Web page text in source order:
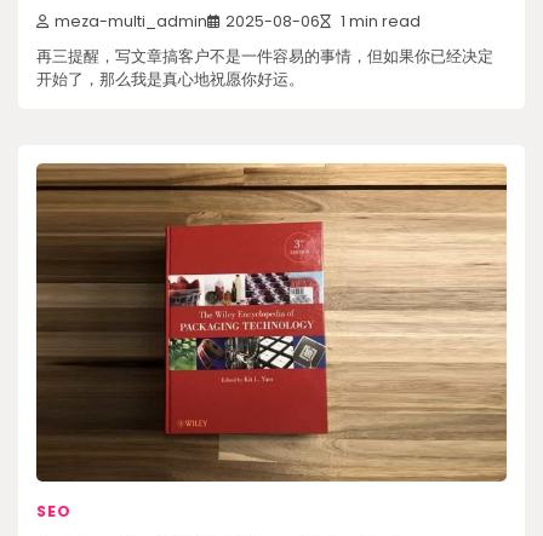
meza-multi_admin 2025-08-06 1 min read
再三提醒，写文章搞客户不是一件容易的事情，但如果你已经决定
开始了，那么我是真心地祝愿你好运。
SEO